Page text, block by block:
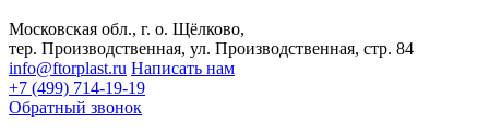
Московская обл., г. о. Щёлково,
тер. Производственная, ул. Производственная, стр. 84
info@ftorplast.ru Написать нам
+7 (499) 714-19-19
Обратный звонок